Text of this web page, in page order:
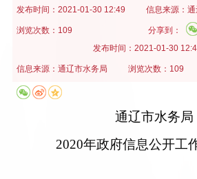
发布时间： 2021-01-30 12:49 信息来源： 通
浏览次数：109
分享到：
发布时间： 2021-01-30
信息来源： 通辽市水务局 浏览次数：109
通辽市水务局
2020年政府信息公开工